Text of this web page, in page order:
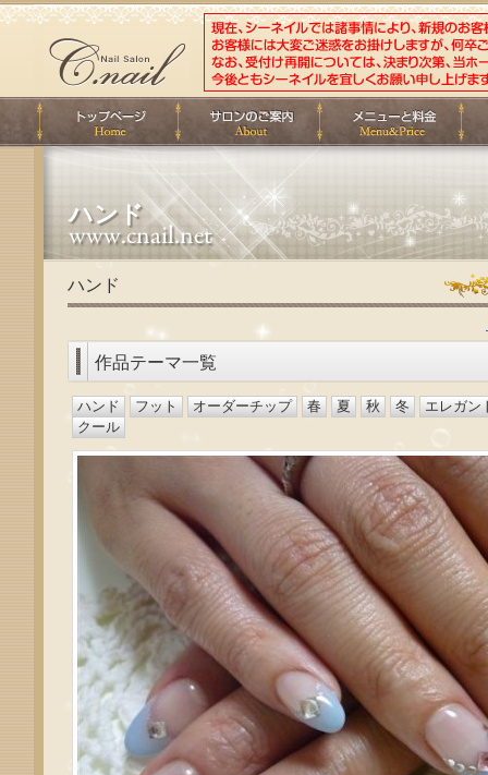
ハンド
ハンド
作品テーマ一覧
ハンド フット オーダーチップ 春 夏 秋 冬
エレガン
クール